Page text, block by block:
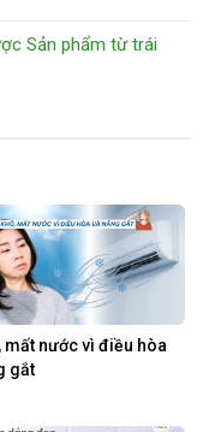
Sản phẩm từ trái
mất nước vì điều hòa
gắt